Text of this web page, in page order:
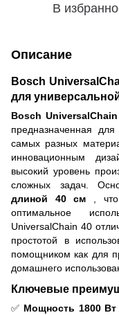
В
Описание
Bosch
для
Bosch
предназначенная
самых разных
инновационным
высокий уровень
сложных задач.
длиной 40 см
,
оптимальное
UniversalChain 40
простотой в
помощником как для
домашнего
Ключевые
✅ Мощность 1800 Вт